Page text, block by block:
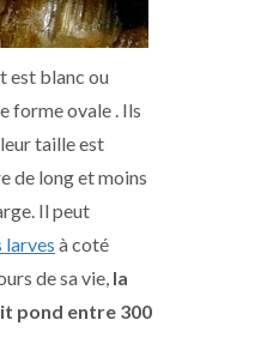
est blanc ou
forme ovale . Ils
taille est
de long et moins
Il peut
larves à coté
de sa vie, la
pond entre 300